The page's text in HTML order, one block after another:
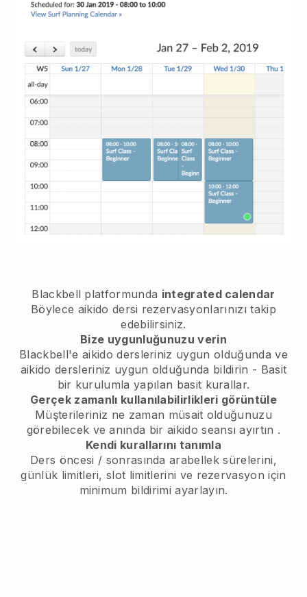
Blackbell platformunda integrated calendar
Böylece aikido dersi rezervasyonlarınızı takip
edebilirsiniz.
Bize uygunluğunuzu verin
Blackbell'e aikido dersleriniz uygun olduğunda ve
aikido dersleriniz uygun olduğunda bildirin - Basit
bir kurulumla yapılan basit kurallar.
Gerçek zamanlı kullanılabilirlikleri görüntüle
Müşterileriniz ne zaman müsait olduğunuzu
görebilecek ve anında bir aikido seansı ayırtın .
Kendi kurallarını tanımla
Ders öncesi / sonrasında arabellek sürelerini,
günlük limitleri, slot limitlerini ve rezervasyon için
minimum bildirimi ayarlayın.